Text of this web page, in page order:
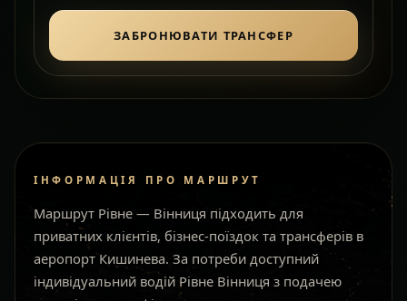
ЗАБРОНЮВАТИ ТРАНСФЕР
ІНФОРМАЦІЯ ПРО МАРШРУТ
Маршрут Рівне — Вінниця підходить для
приватних клієнтів, бізнес-поїздок та трансферів в
аеропорт Кишинева. За потреби доступний
індивідуальний водій Рівне Вінниця з подачею